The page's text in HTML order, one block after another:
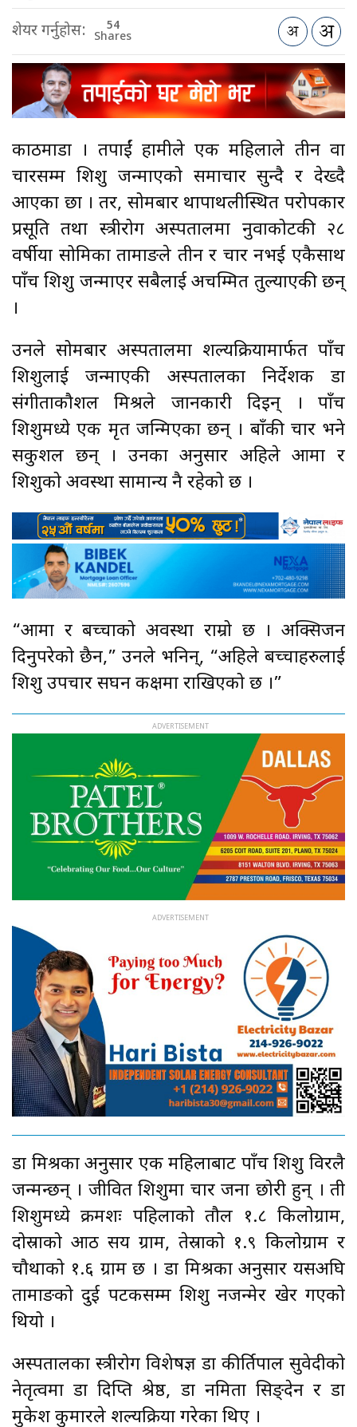
शेयर गर्नुहोस: 54
Shares
काठमाडौँ । तपाईं हामीले एक महिलाले तीन वा
चारसम्म शिशु जन्माएको समाचार सुन्दै र देख्दै
आएका छौँ । तर, सोमबार थापाथलीस्थित परोपकार
प्रसूति तथा स्त्रीरोग अस्पतालमा नुवाकोटकी २८
वर्षीया सोमिका तामाङले तीन र चार नभई एकैसाथ
पाँच शिशु जन्माएर सबैलाई अचम्मित तुल्याएकी छन्
।
उनले सोमबार अस्पतालमा शल्यक्रियामार्फत पाँच
शिशुलाई जन्माएकी अस्पतालका निर्देशक डा
संगीताकौशल मिश्रले जानकारी दिइन् । पाँच
शिशुमध्ये एक मृत जन्मिएका छन् । बाँकी चार भने
सकुशल छन् । उनका अनुसार अहिले आमा र
शिशुको अवस्था सामान्य नै रहेको छ ।
“आमा र बच्चाको अवस्था राम्रो छ । अक्सिजन
दिनुपरेको छैन,” उनले भनिन्, “अहिले बच्चाहरुलाई
शिशु उपचार सघन कक्षमा राखिएको छ ।”
डा मिश्रका अनुसार एक महिलाबाट पाँच शिशु विरलै
जन्मन्छन् । जीवित शिशुमा चार जना छोरी हुन् । ती
शिशुमध्ये क्रमशः पहिलाको तौल १.८ किलोग्राम,
दोस्राको आठ सय ग्राम, तेस्राको १.९ किलोग्राम र
चौथाको १.६ ग्राम छ । डा मिश्रका अनुसार यसअघि
तामाङको दुई पटकसम्म शिशु नजन्मेर खेर गएको
थियो ।
अस्पतालका स्त्रीरोग विशेषज्ञ डा कीर्तिपाल सुवेदीको
नेतृत्वमा डा दिप्ति श्रेष्ठ, डा नमिता सिङ्देन र डा
मुकेश कुमारले शल्यक्रिया गरेका थिए ।